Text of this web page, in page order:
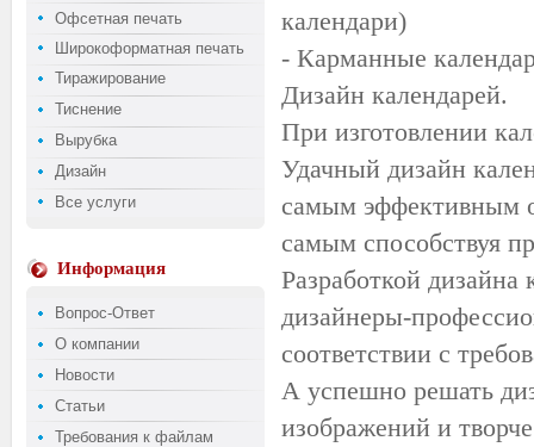
Офсетная печать
Широкоформатная печать
Тиражирование
Тиснение
Вырубка
Дизайн
Все услуги
Информация
Вопрос-Ответ
О компании
Новости
Статьи
Требования к файлам
календари)
- Карманные
Дизайн календарей.
При изготовлении
Удачный дизайн
самым эффективным
самым способствуя
Разработкой
дизайнеры-
соответствии с
А успешно решать
изображений и